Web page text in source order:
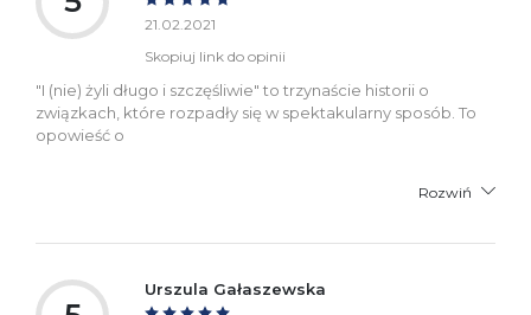
21.02.2021
Skopiuj link do opinii
"I (nie) żyli długo i szczęśliwie" to trzynaście historii o
związkach, które rozpadły się w spektakularny sposób. To
opowieść o
Rozwiń
Urszula Gałaszewska